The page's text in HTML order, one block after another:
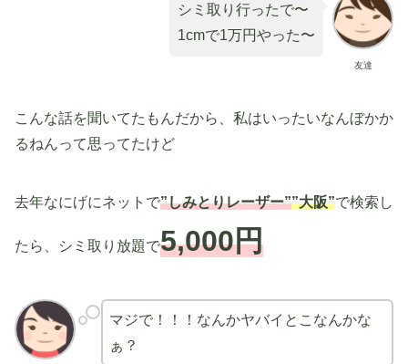
友達
シミ取り行ったで〜
1cmで1万円やった〜
こんな話を聞いてたもんだから、私はいったいなんぼかか
るねんって思ってたけど
去年なにげにネットで”しみとりレーザー””大阪”で検索し
たら、シミ取り放題で5,000円
マジで！！！なんかヤバイとこなんかな
ぁ？